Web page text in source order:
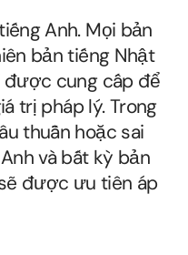
Anh. Mọi bản
bản tiếng Nhật
được cung cấp để
trị pháp lý. Trong
thuẫn hoặc sai
và bất kỳ bản
được ưu tiên áp